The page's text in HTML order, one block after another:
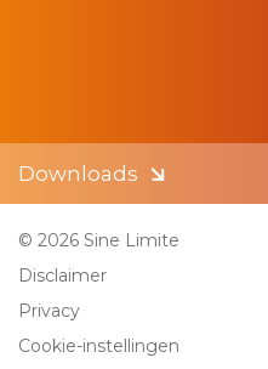
Downloads
© 2026 Sine Limite
Disclaimer
Privacy
Cookie-instellingen